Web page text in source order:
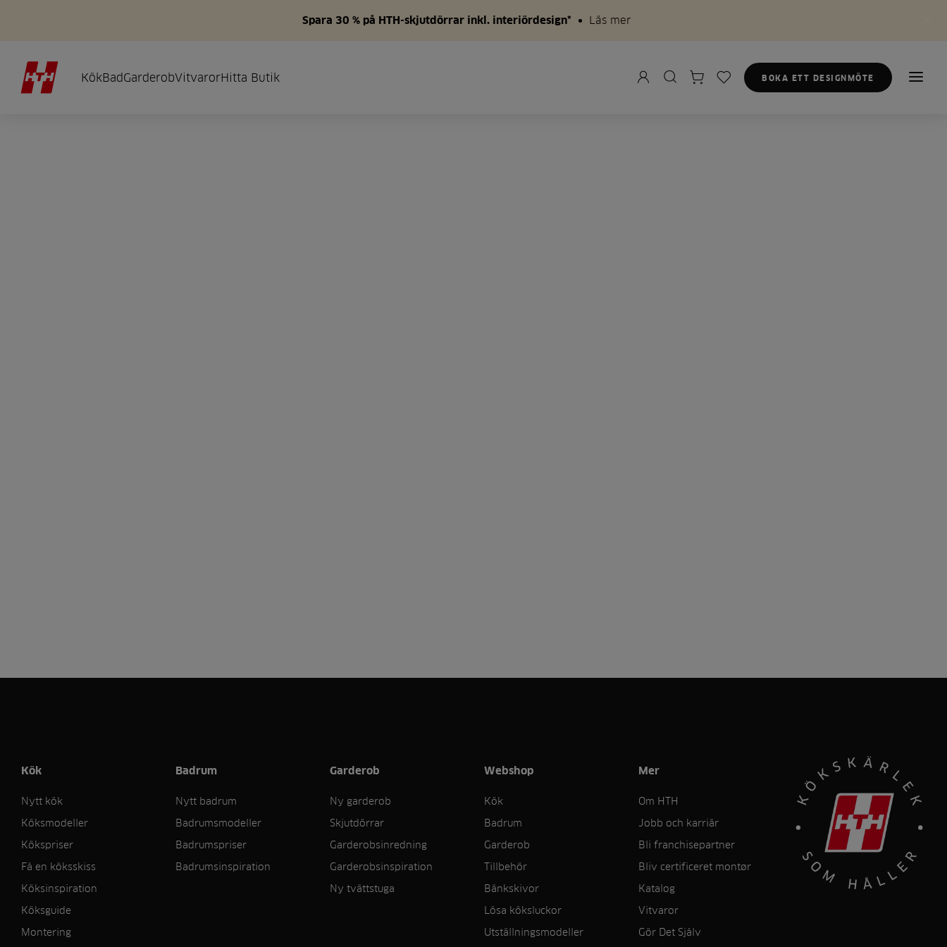
Spara 30 % på HTH-skjutdörrar inkl. interiördesign* Läs mer
KökBadGarderobVitvarorHitta Butik BOKA ETT DESIGNMÖTE
Kök
Nytt kök
Köksmodeller
Kökspriser
Få en köksskiss
Köksinspiration
Köksguide
Montering
Badrum
Nytt badrum
Badrumsmodeller
Badrumspriser
Badrumsinspiration
Garderob
Ny garderob
Skjutdörrar
Garderobsinredning
Garderobsinspiration
Ny tvättstuga
Webshop
Kök
Badrum
Garderob
Tillbehör
Bänkskivor
Lösa köksluckor
Utställningsmodeller
Mer
Om HTH
Jobb och karriär
Bli franchisepartner
Bliv certificeret montør
Katalog
Vitvaror
Gör Det Sjålv